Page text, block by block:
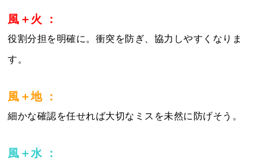
風＋火 ：
役割分担を明確に。衝突を防ぎ、協力しやすくなりま
す。
風＋地 ：
細かな確認を任せれば大切なミスを未然に防げそう。
風＋水 ：